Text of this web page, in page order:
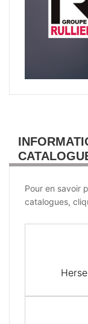
Pour en savoir
catalogues,